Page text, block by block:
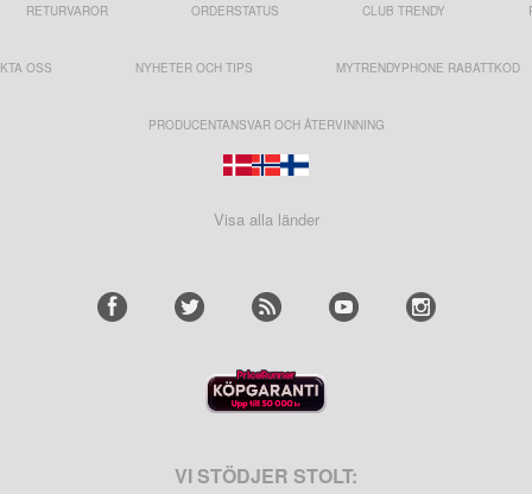
RETURVAROR ORDERSTATUS CLUB TRENDY
OSS NYHETER OCH TIPS MYTRENDYPHONE RABATTKOD
PRODUCENTANSVAR OCH ÅTERVINNING
Visa alla länder
VI STÖDJER STOLT: